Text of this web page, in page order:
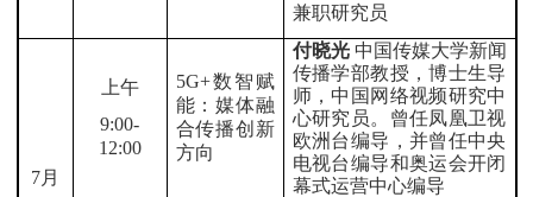
兼职研究员
7月
上午
9:00-
12:00
5G+数智赋
能：媒体融
合传播创新
方向
付晓光 中国传媒大学新闻
传播学部教授，博士生导
师，中国网络视频研究中
心研究员。曾任凤凰卫视
欧洲台编导，并曾任中央
电视台编导和奥运会开闭
幕式运营中心编导